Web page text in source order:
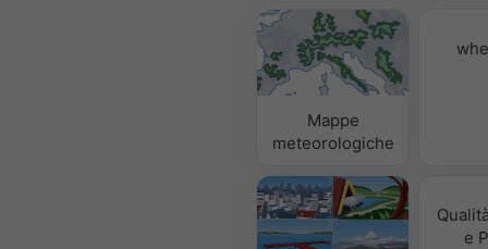
Mappe
meteorologiche
e